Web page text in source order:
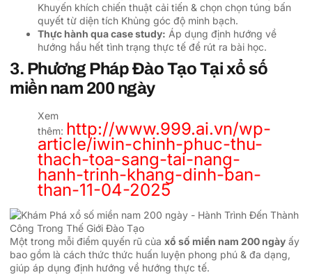
Khuyến khích chiến thuật cải tiến & chọn chọn túng bấn
quyết từ diện tích Khủng góc độ minh bạch.
Thực hành qua case study: Áp dụng định hướng về
hướng hầu hết tình trạng thực tế để rút ra bài học.
3. Phương Pháp Đào Tạo Tại xổ số
miền nam 200 ngày
Xem
thêm: http://www.999.ai.vn/wp-
article/iwin-chinh-phuc-thu-
thach-toa-sang-tai-nang-
hanh-trinh-khang-dinh-ban-
than-11-04-2025
Một trong mỗi điểm quyến rũ của xổ số miền nam 200 ngày ấy
bao gồm là cách thức thức huấn luyện phong phú & đa dạng,
giúp áp dụng định hướng về hướng thực tế.